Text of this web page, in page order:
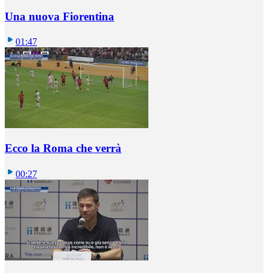
Una nuova Fiorentina
01:47
Ecco la Roma che verrà
00:27